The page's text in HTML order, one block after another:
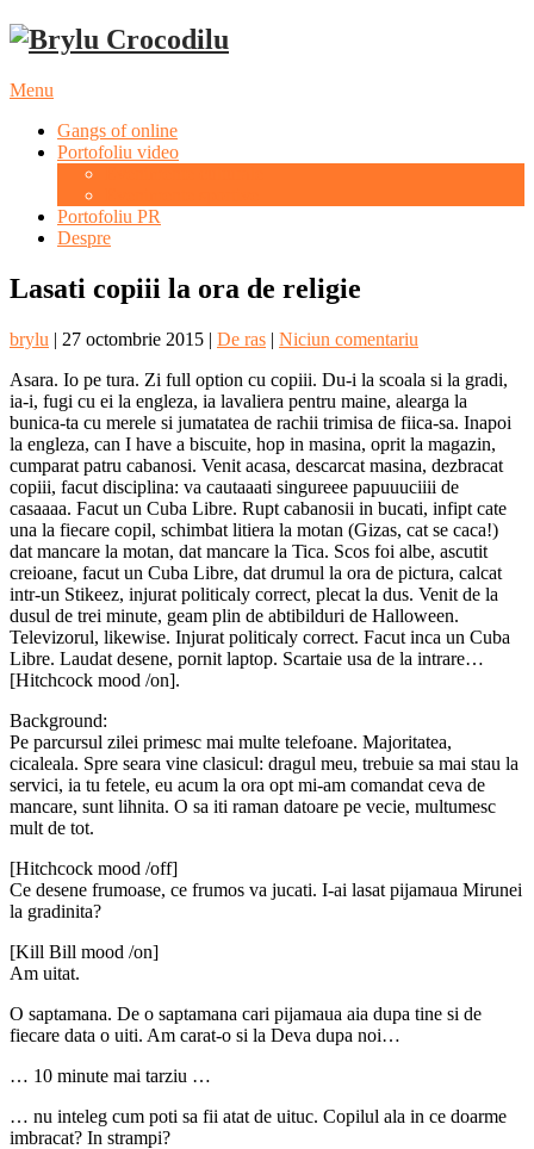
Menu
Gangs of online
Portofoliu video
Portofoliu PR
Despre
Lasati copiii la ora de religie
brylu | 27 octombrie 2015 | De ras | Niciun comentariu
Asara. Io pe tura. Zi full option cu copiii. Du-i la scoala si la gradi,
ia-i, fugi cu ei la engleza, ia lavaliera pentru maine, alearga la
bunica-ta cu merele si jumatatea de rachii trimisa de fiica-sa. Inapoi
la engleza, can I have a biscuite, hop in masina, oprit la magazin,
cumparat patru cabanosi. Venit acasa, descarcat masina, dezbracat
copiii, facut disciplina: va cautaaati singureee papuuuciiii de
casaaaa. Facut un Cuba Libre. Rupt cabanosii in bucati, infipt cate
una la fiecare copil, schimbat litiera la motan (Gizas, cat se caca!)
dat mancare la motan, dat mancare la Tica. Scos foi albe, ascutit
creioane, facut un Cuba Libre, dat drumul la ora de pictura, calcat
intr-un Stikeez, injurat politicaly correct, plecat la dus. Venit de la
dusul de trei minute, geam plin de abtibilduri de Halloween.
Televizorul, likewise. Injurat politicaly correct. Facut inca un Cuba
Libre. Laudat desene, pornit laptop. Scartaie usa de la intrare…
[Hitchcock mood /on].
Background:
Pe parcursul zilei primesc mai multe telefoane. Majoritatea,
cicaleala. Spre seara vine clasicul: dragul meu, trebuie sa mai stau la
servici, ia tu fetele, eu acum la ora opt mi-am comandat ceva de
mancare, sunt lihnita. O sa iti raman datoare pe vecie, multumesc
mult de tot.
[Hitchcock mood /off]
Ce desene frumoase, ce frumos va jucati. I-ai lasat pijamaua Mirunei
la gradinita?
[Kill Bill mood /on]
Am uitat.
O saptamana. De o saptamana cari pijamaua aia dupa tine si de
fiecare data o uiti. Am carat-o si la Deva dupa noi…
… 10 minute mai tarziu …
… nu inteleg cum poti sa fii atat de uituc. Copilul ala in ce doarme
imbracat? In strampi?